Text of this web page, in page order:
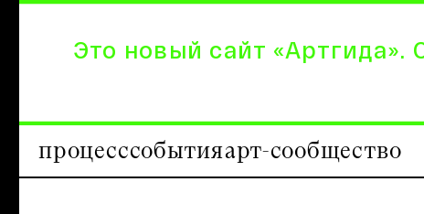
Это новый сайт
процесссобытияарт-сообщество